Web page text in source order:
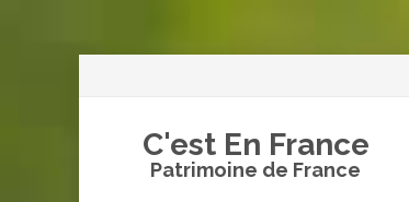
C'est En France
Patrimoine de France